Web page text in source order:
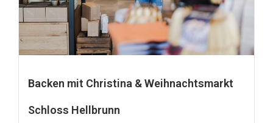
Backen mit Christina & Weihnachtsmarkt
Schloss Hellbrunn